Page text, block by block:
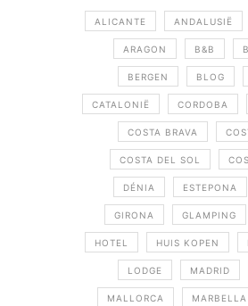
ALICANTE ANDALUSIË
ARAGON B&B
BERGEN BLOG
CATALONIË CORDOBA
COSTA BRAVA
COSTA DEL SOL
DÉNIA ESTEPONA
GIRONA GLAMPING
HOTEL HUIS KOPEN
LODGE MADRID
MALLORCA MARBELLA